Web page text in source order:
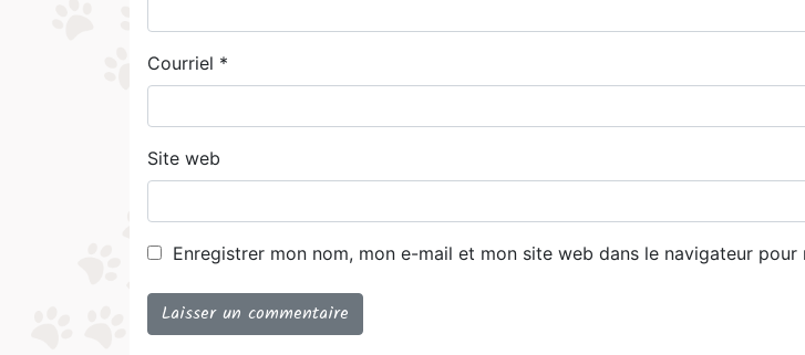
Courriel *
Site web
Enregistrer mon nom, mon e-mail et mon site web dans le navigateur